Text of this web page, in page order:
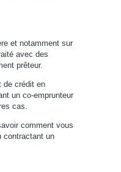
et notamment sur
avec des
prêteur.
de crédit en
un co-emprunteur
cas.
comment vous
contractant un